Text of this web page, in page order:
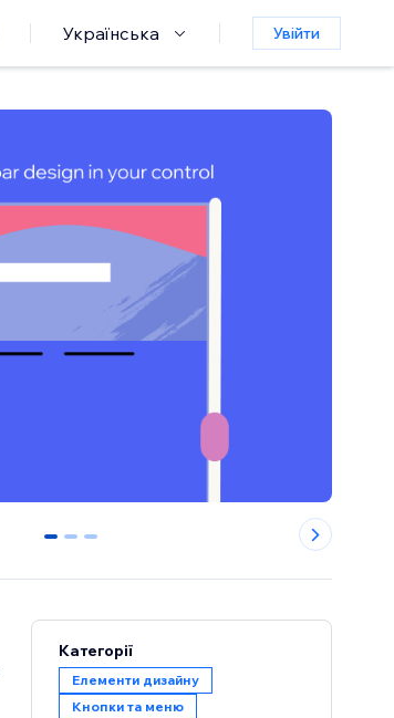
Українська Увійти
0 1 2
Категорії
Елементи дизайну
Кнопки та меню